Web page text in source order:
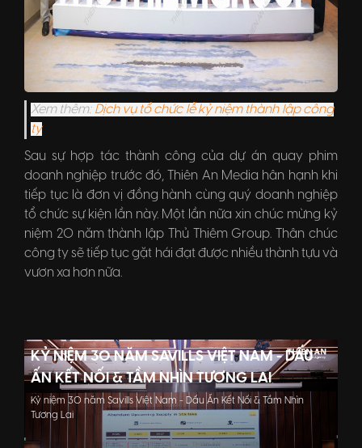
Xem thêm: Dịch vụ tổ chức lễ kỷ niệm thành lập công
ty
Sau sự hợp tác thành công của dự án quay phim
doanh nghiệp trước đó, Thiên An Media hân hạnh khi
tiếp tục là đơn vị đồng hành cùng quý doanh nghiệp
tổ chức sự kiện lần này. Một lần nữa xin chúc mừng kỷ
niệm 20 năm thành lập Thủ Thiêm Group. Thân chúc
công ty sẽ tiếp tục gặt hái đạt được nhiều thành tựu và
vươn xa hơn nữa.
KỶ NIỆM 30 NĂM SAVILLS VIỆT NAM - DẤU
ẤN KẾT NỐI & TẦM NHÌN TƯƠNG LAI
Kỷ niệm 30 năm Savills Việt Nam - Dấu Ấn Kết Nối & Tầm Nhìn
Tương Lai